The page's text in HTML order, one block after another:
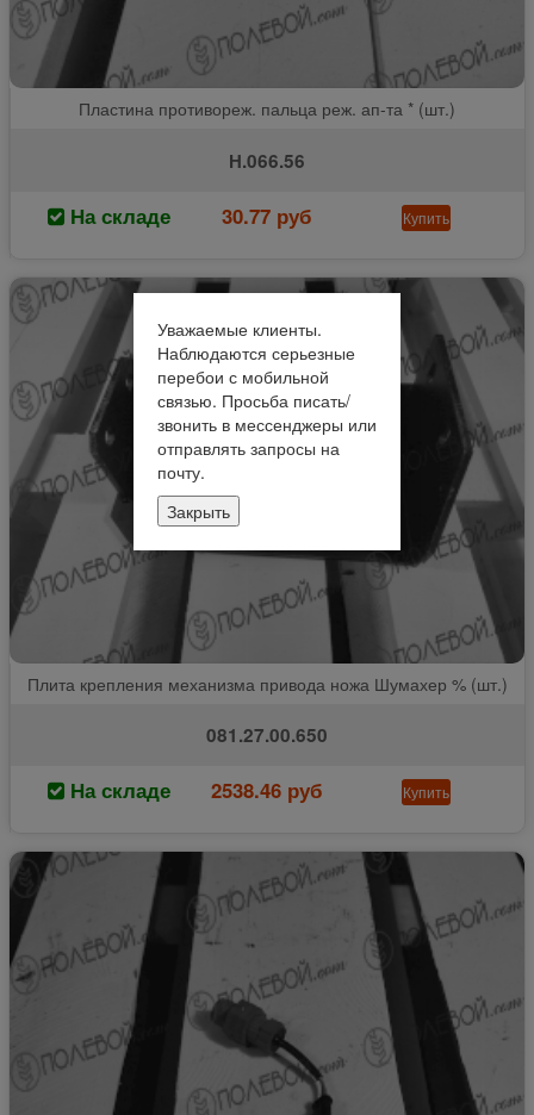
Пластина противореж. пальца реж. ап-та * (шт.)
Н.066.56
На складе 30.77 руб Купить
Плита крепления механизма привода ножа Шумахер % (шт.)
081.27.00.650
На складе 2538.46 руб Купить
Уважаемые клиенты.
Наблюдаются серьезные
перебои с мобильной
связью. Просьба писать/
звонить в мессенджеры или
отправлять запросы на
почту.
Закрыть